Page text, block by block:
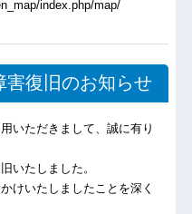
index.php/map/
害復旧のお知らせ
いただきまして、誠に有り
いたしました。
けいたしましたことを深く